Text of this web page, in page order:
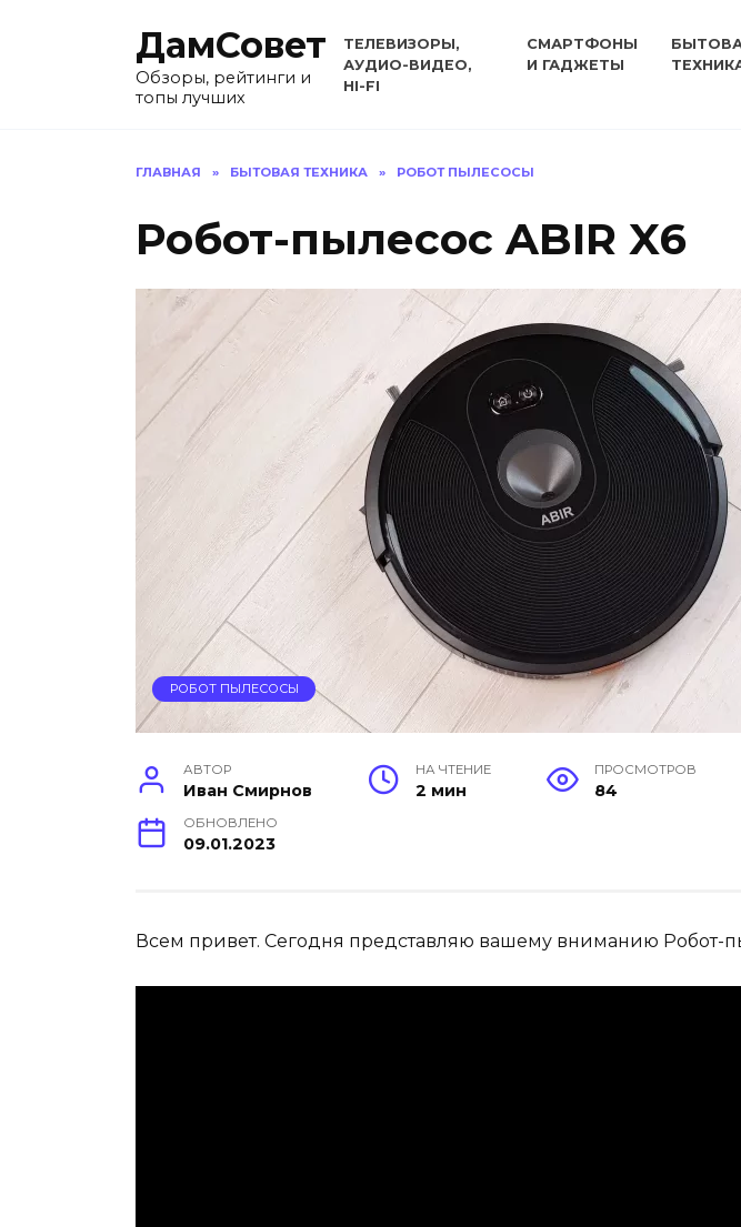
ДамСовет
Обзоры, рейтинги и
топы лучших
ТЕЛЕВИЗОРЫ,
АУДИО-ВИДЕО,
HI-FI
СМАРТФОНЫ
И ГАДЖЕТЫ
ГЛАВНАЯ » БЫТОВАЯ ТЕХНИКА » РОБОТ ПЫЛЕСОСЫ
Робот-пылесос ABIR X6
РОБОТ ПЫЛЕСОСЫ
АВТОР
Иван Смирнов
НА ЧТЕНИЕ
2 мин
ПРОСМОТРОВ
84
ОБНОВЛЕНО
09.01.2023
Всем привет. Сегодня представляю вашему вниманию Робот-